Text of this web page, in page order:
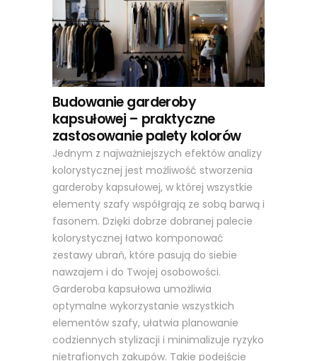
Budowanie garderoby
kapsułowej – praktyczne
zastosowanie palety kolorów
Jednym z najważniejszych efektów analizy
kolorystycznej jest możliwość stworzenia
garderoby kapsułowej, w której wszystkie
elementy szafy współgrają ze sobą barwą i
fasonem. Dzięki dobrze dobranej palecie
kolorystycznej łatwo komponować
zestawy ubrań, które pasują do siebie
nawzajem i do Twojej osobowości.
Garderoba kapsułowa umożliwia
optymalne wykorzystanie wszystkich
elementów szafy, ułatwia planowanie
codziennych stylizacji i minimalizuje ryzyko
nietrafionych zakupów. Takie podejście